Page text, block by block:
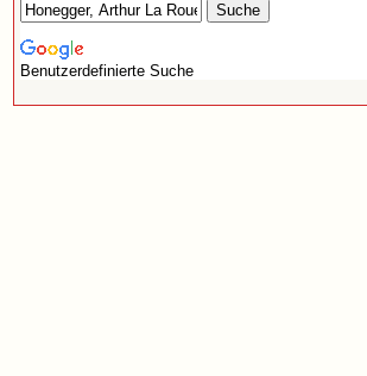
Benutzerdefinierte Suche